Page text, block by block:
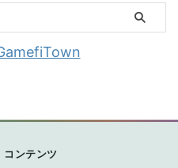
コンテンツ